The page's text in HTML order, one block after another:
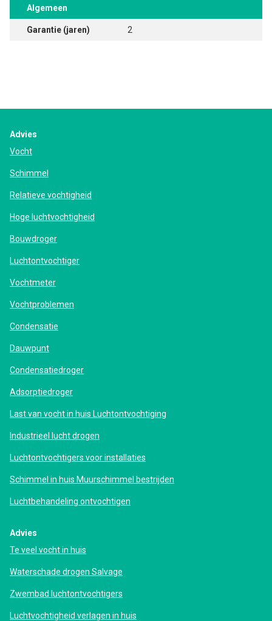
Algemeen
Garantie (jaren) 2
Advies
Vocht
Schimmel
Relatieve vochtigheid
Hoge luchtvochtigheid
Bouwdroger
Luchtontvochtiger
Vochtmeter
Vochtproblemen
Condensatie
Dauwpunt
Condensatiedroger
Adsorptiedroger
Last van vocht in huis Luchtontvochtiging
Industrieel lucht drogen
Luchtontvochtigers voor installaties
Schimmel in huis Muurschimmel bestrijden
Luchtbehandeling ontvochtigen
Advies
Te veel vocht in huis
Waterschade drogen Salvage
Zwembad luchtontvochtigers
Luchtvochtigheid verlagen in huis